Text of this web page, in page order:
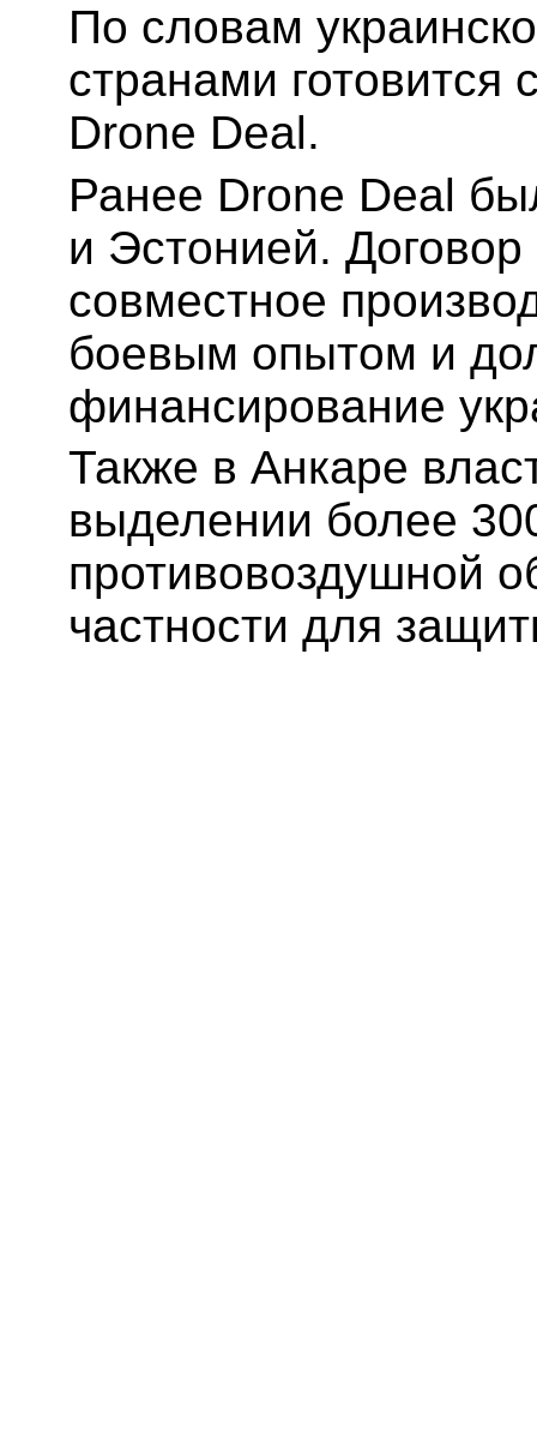
По словам
странами
Drone Deal.
Ранее Drone Deal
и Эстонией.
совместное
боевым опытом и
финансирование
Также в Анкаре
выделении более
противовоздушной
частности для